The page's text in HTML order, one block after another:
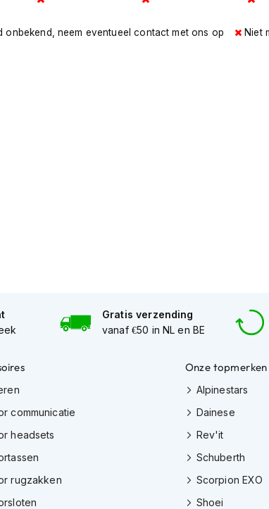
onbekend, neem eventueel contact met ons op Niet
Gratis verzending
vanaf €50 in NL en BE
communicatie
headsets
rugzakken
Onze topmerken
Alpinestars
Dainese
Rev'it
Schuberth
Scorpion EXO
Shoei